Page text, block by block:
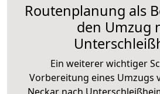
Routenplanung als
den Umzug
Ein weiterer wichtiger
Vorbereitung eines Umzugs